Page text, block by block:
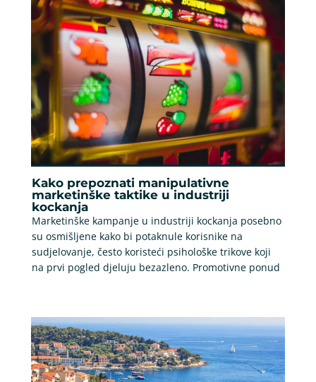
Kako prepoznati manipulativne
marketinške taktike u industriji
kockanja
Marketinške kampanje u industriji kockanja posebno
su osmišljene kako bi potaknule korisnike na
sudjelovanje, često koristeći psihološke trikove koji
na prvi pogled djeluju bezazleno. Promotivne ponud